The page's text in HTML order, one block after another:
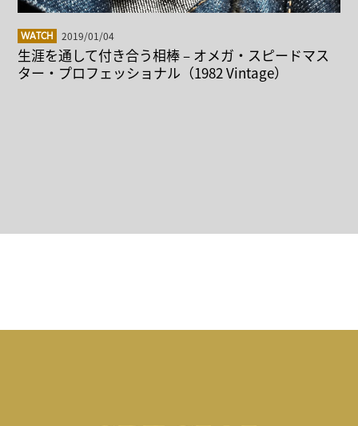
WATCH 2019/01/04
生涯を通して付き合う相棒 – オメガ・スピードマス
ター・プロフェッショナル（1982 Vintage）